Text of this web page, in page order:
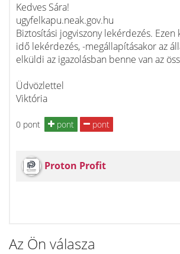
Kedves Sára!
ugyfelkapu.neak.gov.hu
Biztosítási jogviszony lekérdezés. Ezen
idő lekérdezés, -megállapításakor az
elküldi az igazolásban benne van az
Üdvözlettel
Viktória
0 pont pont pont
Proton Profit
Az Ön válasza